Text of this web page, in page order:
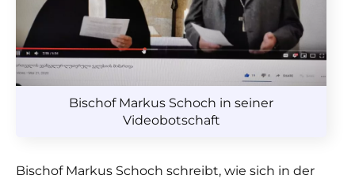
Bischof Markus Schoch in seiner
Videobotschaft
Bischof Markus Schoch schreibt, wie sich in der